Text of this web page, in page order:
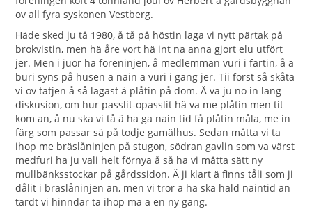
ov all fyra syskonen Vestberg.
Häde sked ju tå 1980, å tå på höstin laga vi nytt pärtak på
brokvistin, men hä åre vort hä int na anna gjort elu utfört
jer. Men i juor ha föreninjen, å medlemman vuri i fartin, å ä
buri syns på husen ä nain a vuri i gang jer. Tii först så skåta
vi ov tatjen å så lagast ä plåtin på dom. Ä va ju no in lang
diskusion, om hur passlit-opasslit hä va me plåtin men tit
kom an, å nu ska vi tå ä ha ga nain tid få plåtin måla, me in
färg som passar sä på todje gamälhus. Sedan måtta vi ta
ihop me bräslåninjen på stugon, södran gavlin som va värst
medfuri ha ju vali helt förnya å så ha vi måtta sätt ny
mullbänksstockar på gårdssidon. Ä ji klart ä finns tåli som ji
dålit i bräslåninjen än, men vi tror ä hä ska hald naintid än
tärdt vi hinndar ta ihop mä a en ny gang.